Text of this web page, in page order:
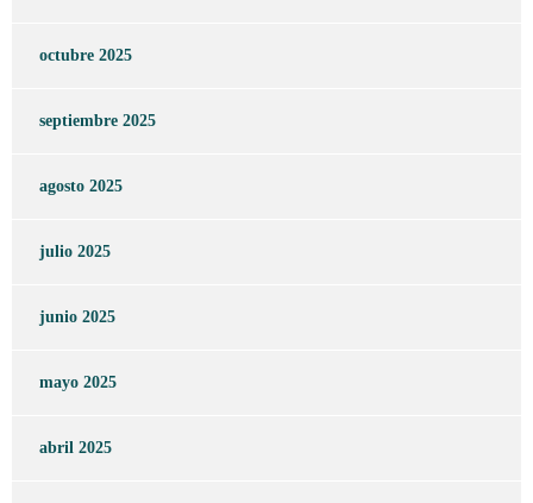
octubre 2025
septiembre 2025
agosto 2025
julio 2025
junio 2025
mayo 2025
abril 2025